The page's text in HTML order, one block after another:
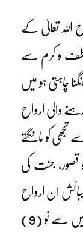
تعالیٰ کے
لطف و کرم سے
چاہتی ہو میں
والی ارواح
کو مانگتے
قصور، جنت کی
ان ارواح
کے دائیں ہاتھ پر ظاہر کر دیں۔ ان ارواح میں سے نو (9)